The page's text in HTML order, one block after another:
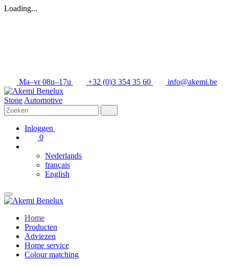
Loading...
Ma–vr 08u–17u +32 (0)3 354 35 60 info@akemi.be
Stone Automotive
Inloggen
0
Nederlands
français
English
Home
Producten
Adviezen
Home service
Colour matching